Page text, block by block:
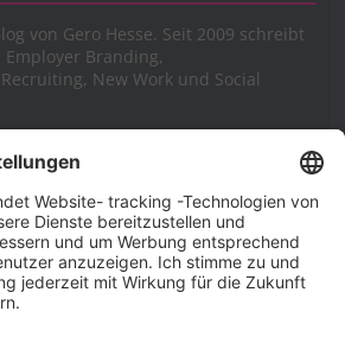
von Gero Hesse. Seit 2009 schreibt
Branding,
New Work und Social